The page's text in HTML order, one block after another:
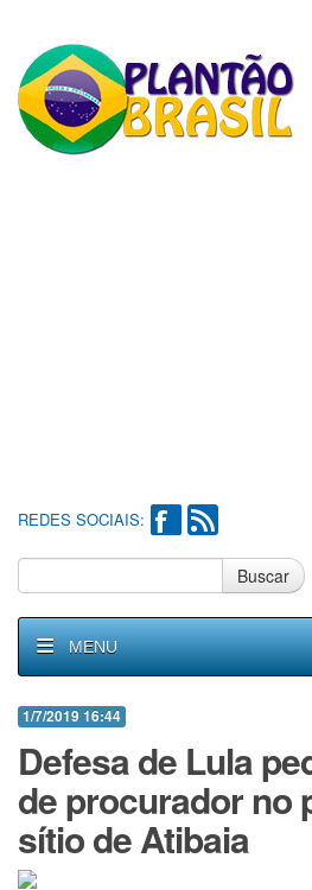
REDES SOCIAIS:
Buscar
MENU
1/7/2019 16:44
Defesa de Lula
de procurador no
sítio de Atibaia